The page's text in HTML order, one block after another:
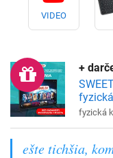
VIDEO
+
fyzická
ešte tichšia,